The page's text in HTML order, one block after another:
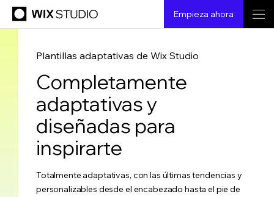
Empieza ahora
Plantillas adaptativas de Wix Studio
Completamente
adaptativas y
diseñadas para
inspirarte
Totalmente adaptativas, con las últimas tendencias y
personalizables desde el encabezado hasta el pie de